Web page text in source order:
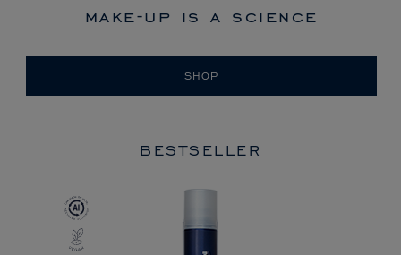
make-up is a science
SHOP
BESTSELLER